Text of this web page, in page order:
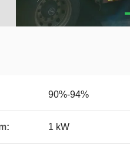
90%-94%
1 kW